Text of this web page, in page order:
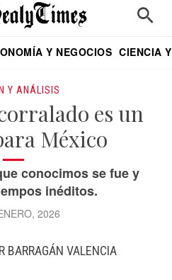
Y NEGOCIOS CIENCIA
Y ANÁLISIS
es un
México
conocimos se fue y
inéditos.
2026
BARRAGÁN VALENCIA